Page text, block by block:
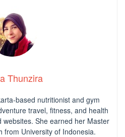
Thunzira
based nutritionist and gym
travel, fitness, and health
She earned her Master
from University of Indonesia.